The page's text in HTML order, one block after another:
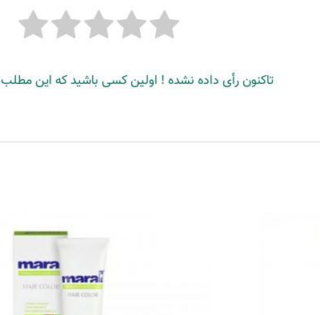
تاکنون رأی داده نشده ! اولین کسی باشید که این مطلب